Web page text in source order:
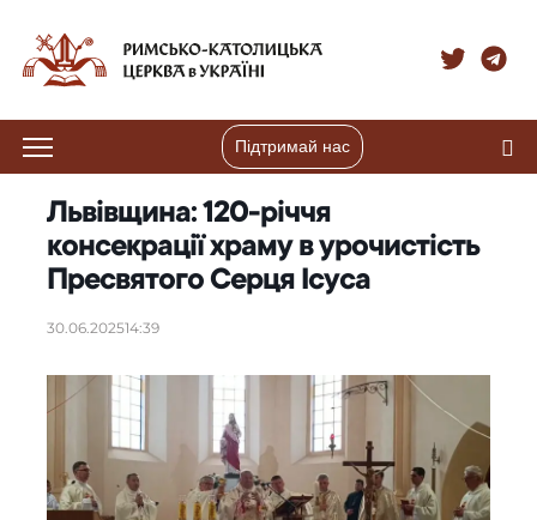
Підтримай нас
Львівщина: 120-річчя
консекрації храму в урочистість
Пресвятого Серця Ісуса
30.06.202514:39